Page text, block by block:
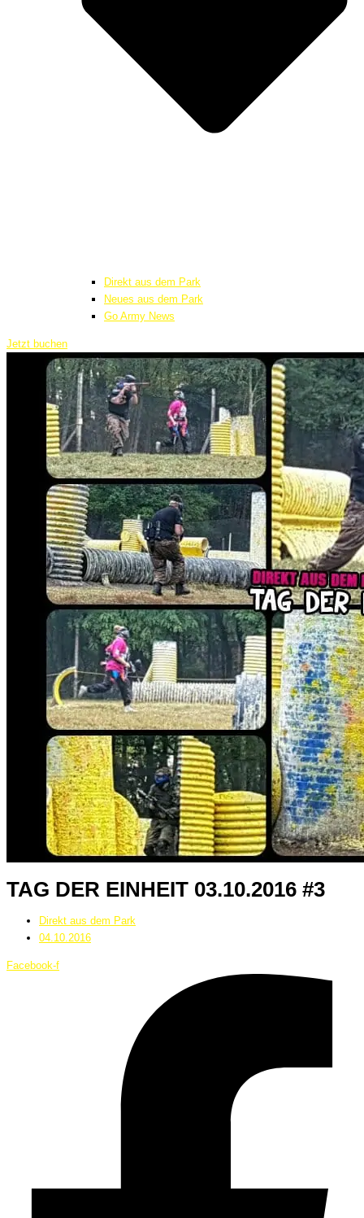
Direkt aus dem Park
Neues aus dem Park
Go Army News
Jetzt buchen
TAG DER EINHEIT 03.10.2016 #3
Direkt aus dem Park
04.10.2016
Facebook-f